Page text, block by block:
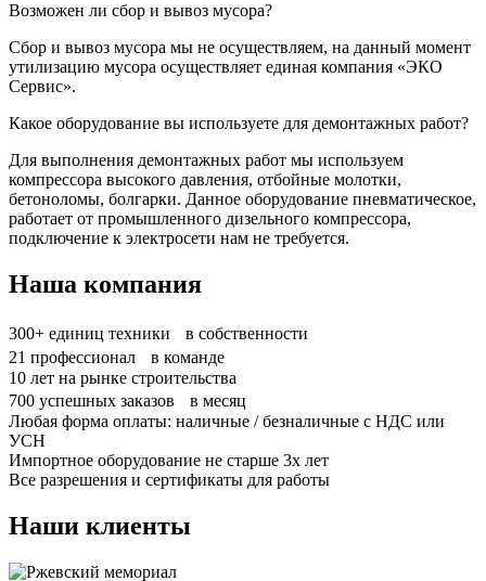
Возможен ли сбор и вывоз мусора?
Сбор и вывоз мусора мы не осуществляем, на данный момент
утилизацию мусора осуществляет единая компания «ЭКО
Сервис».
Какое оборудование вы используете для демонтажных работ?
Для выполнения демонтажных работ мы используем
компрессора высокого давления, отбойные молотки,
бетоноломы, болгарки. Данное оборудование пневматическое,
работает от промышленного дизельного компрессора,
подключение к электросети нам не требуется.
Наша компания
300+ единиц техники в собственности
21 профессионал в команде
10 лет на рынке строительства
700 успешных заказов в месяц
Любая форма оплаты: наличные / безналичные с НДС или
УСН
Импортное оборудование не старше 3х лет
Все разрешения и сертификаты для работы
Наши клиенты